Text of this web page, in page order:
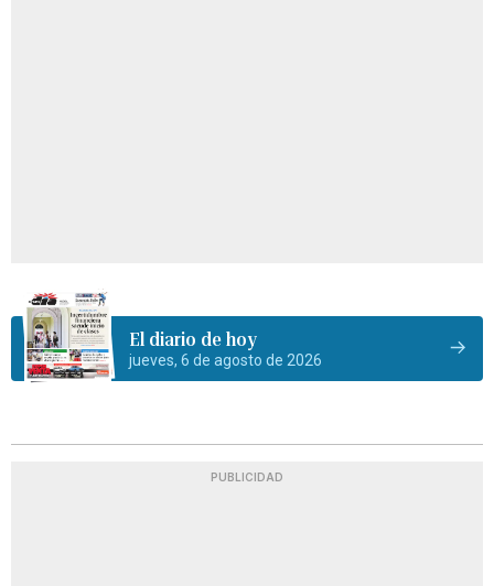
El diario de hoy
jueves, 6 de agosto de 2026
PUBLICIDAD